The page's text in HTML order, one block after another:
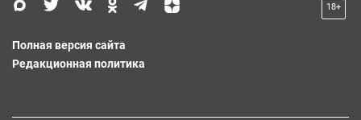
18+
Полная версия сайта
Редакционная политика